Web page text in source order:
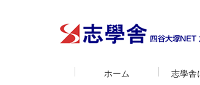
ホーム 志學舎